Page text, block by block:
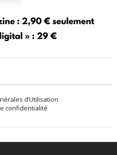
d’Utilisation
confidentialité